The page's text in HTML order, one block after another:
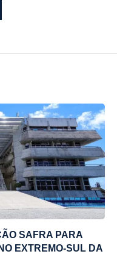
SAFRA PARA
EXTREMO-SUL DA